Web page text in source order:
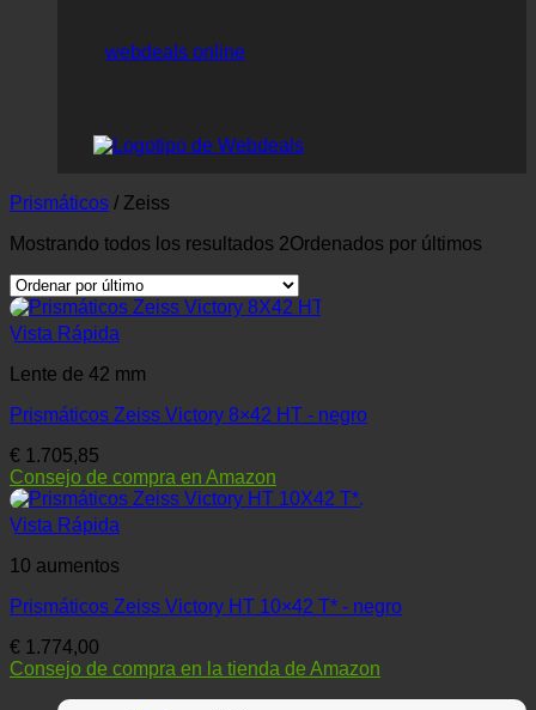
webdeals online
Prismáticos / Zeiss
Mostrando todos los resultados 2Ordenados por últimos
Vista Rápida
Lente de 42 mm
Prismáticos Zeiss Victory 8×42 HT - negro
€ 1.705,85
Consejo de compra en Amazon
Vista Rápida
10 aumentos
Prismáticos Zeiss Victory HT 10×42 T* - negro
€ 1.774,00
Consejo de compra en la tienda de Amazon